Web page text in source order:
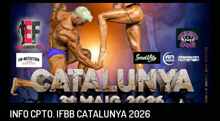
INFO CPTO. IFBB CATALUNYA 2026